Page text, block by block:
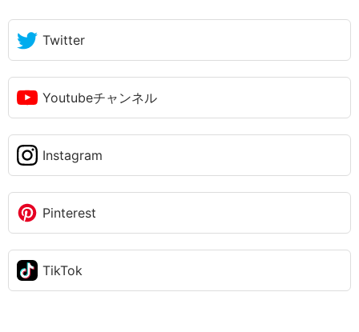
Twitter
Youtubeチャンネル
Instagram
Pinterest
TikTok